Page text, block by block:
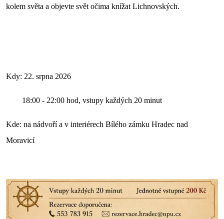
kolem světa a objevte svět očima knížat Lichnovských.
Kdy: 22. srpna 2026
18:00 - 22:00 hod, vstupy každých 20 minut
Kde: na nádvoří a v interiérech Bílého zámku Hradec nad
Moravicí